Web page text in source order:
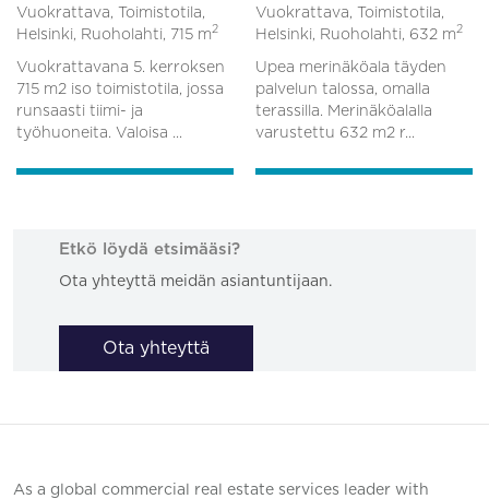
Vuokrattava, Toimistotila,
Helsinki, Ruoholahti, 715 m2
Vuokrattavana 5. kerroksen
715 m2 iso toimistotila, jossa
runsaasti tiimi- ja
työhuoneita. Valoisa ...
Vuokrattava, Toimistotila,
Helsinki, Ruoholahti, 632 m2
Upea merinäköala täyden
palvelun talossa, omalla
terassilla. Merinäköalalla
varustettu 632 m2 r...
Etkö löydä etsimääsi?
Ota yhteyttä meidän asiantuntijaan.
Ota yhteyttä
As a global commercial real estate services leader with